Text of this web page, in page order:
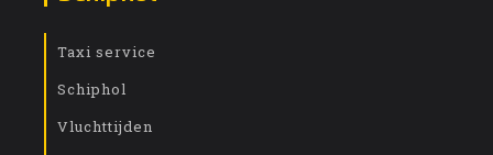
Taxi service
Schiphol
Vluchttijden